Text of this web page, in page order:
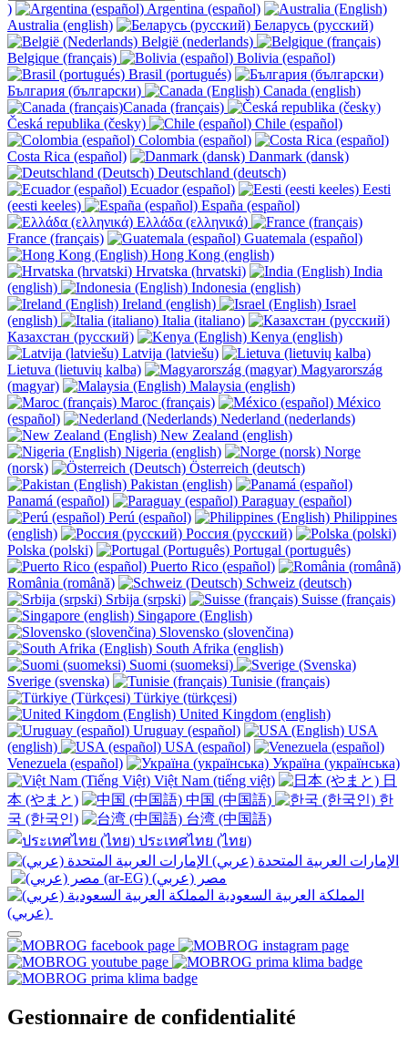
)
Argentina (español)
Australia (english)
Беларусь (русский)
België (nederlands)
Belgique (français)
Bolivia (español)
Brasil (portugués)
България (български)
Canada (english)
Canada (français)
Česká republika (česky)
Chile (español)
Colombia (español)
Costa Rica (español)
Danmark (dansk)
Deutschland (deutsch)
Ecuador (español)
Eesti
(eesti keeles)
España (español)
Ελλάδα (ελληνικά)
France (français)
Guatemala (español)
Hong Kong (english)
Hrvatska (hrvatski)
India
(english)
Indonesia (english)
Ireland (english)
Israel
(english)
Italia (italiano)
Казахстан (русский)
Kenya (english)
Latvija (latviešu)
Lietuva (lietuvių kalba)
Magyarország
(magyar)
Malaysia (english)
Maroc (français)
México
(español)
Nederland (nederlands)
New Zealand (english)
Nigeria (english)
Norge
(norsk)
Österreich (deutsch)
Pakistan (english)
Panamá (español)
Paraguay (español)
Perú (español)
Philippines
(english)
Россия (русский)
Polska (polski)
Portugal (português)
Puerto Rico (español)
România (română)
Schweiz (deutsch)
Srbija (srpski)
Suisse (français)
Singapore (English)
Slovensko (slovenčina)
South Afrika (english)
Suomi (suomeksi)
Sverige (svenska)
Tunisie (français)
Türkiye (türkçesi)
United Kingdom (english)
Uruguay (español)
USA
(english)
USA (español)
Venezuela (español)
Україна (українська)
Việt Nam (tiếng việt)
日
本 (やまと)
中国 (中国語)
한
국 (한국인)
台湾 (中国語)
ประเทศไทย (ไทย)
Gestionnaire de confidentialité